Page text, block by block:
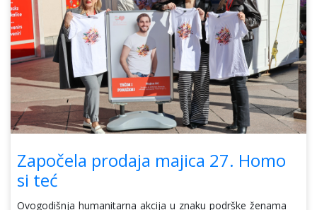
Započela prodaja majica 27. Homo
si teć
Ovogodišnja humanitarna akcija u znaku podrške ženama